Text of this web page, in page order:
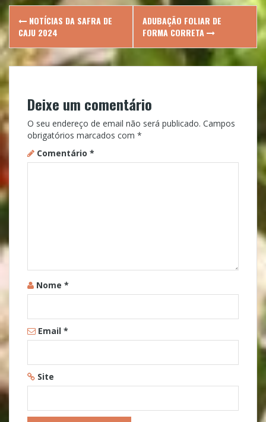
Post
navigation
NOTÍCIAS DA SAFRA DE
CAJU 2024
ADUBAÇÃO FOLIAR DE
FORMA CORRETA
Deixe um comentário
O seu endereço de email não será publicado. Campos
obrigatórios marcados com *
Comentário *
Nome *
Email *
Site